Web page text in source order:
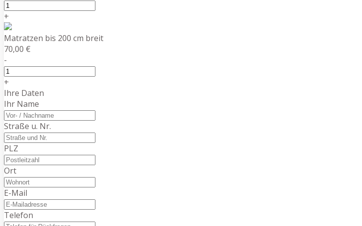
+
Matratzen bis 200 cm breit
70,00 €
-
+
Ihre Daten
Ihr Name
Straße u. Nr.
PLZ
Ort
E-Mail
Telefon